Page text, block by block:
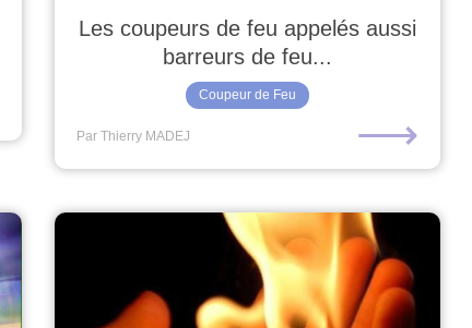
Les coupeurs de feu appelés aussi
barreurs de feu...
Coupeur de Feu
Par Thierry MADEJ ⟶